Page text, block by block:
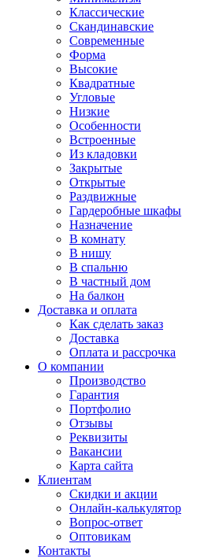
Классические
Скандинавские
Современные
Форма
Высокие
Квадратные
Угловые
Низкие
Особенности
Встроенные
Из кладовки
Закрытые
Открытые
Раздвижные
Гардеробные шкафы
Назначение
В комнату
В нишу
В спальню
В частный дом
На балкон
Доставка и оплата
Как сделать заказ
Доставка
Оплата и рассрочка
О компании
Производство
Гарантия
Портфолио
Отзывы
Реквизиты
Вакансии
Карта сайта
Клиентам
Скидки и акции
Онлайн-калькулятор
Вопрос-ответ
Оптовикам
Контакты